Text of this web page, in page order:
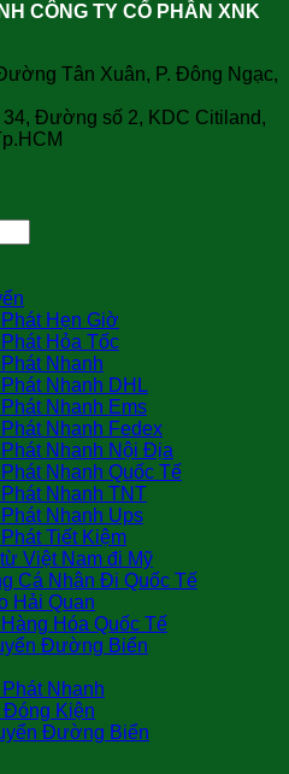
CÔNG TY CỔ PHẦN XNK
Tân Xuân, P. Đông Ngạc,
Đường số 2, KDC Citiland,
Hẹn Giờ
Hỏa Tốc
Nhanh
Nhanh DHL
Nhanh Ems
Nhanh Fedex
Nhanh Nội Địa
Nhanh Quốc Tế
Nhanh TNT
Nhanh Ups
Tiết Kiệm
Việt Nam đi Mỹ
Cá Nhân Đi Quốc Tế
Hải Quan
Hóa Quốc Tế
Đường Biển
Nhanh
Đóng Kiện
Đường Biển